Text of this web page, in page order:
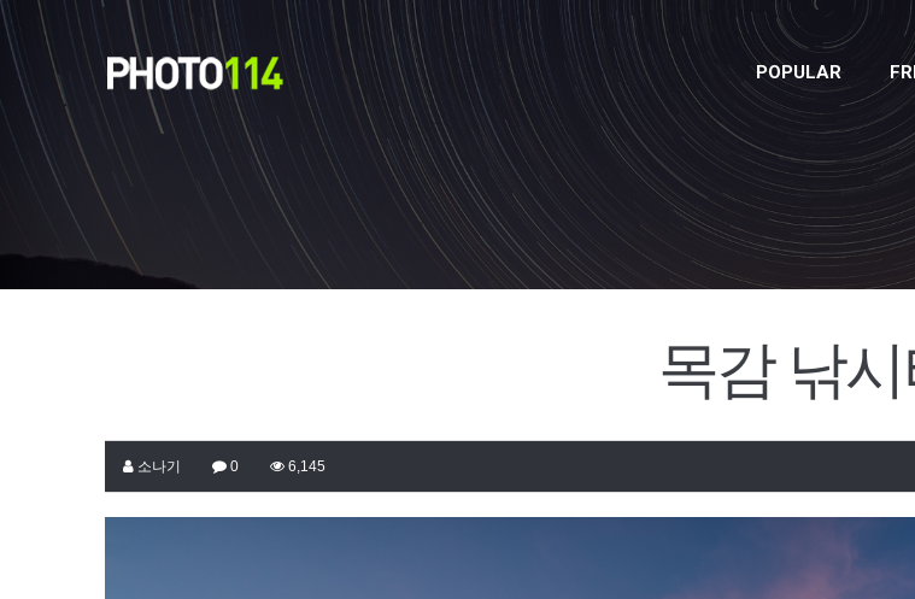
POPULAR
목감 낚시
소나기 0 6,145